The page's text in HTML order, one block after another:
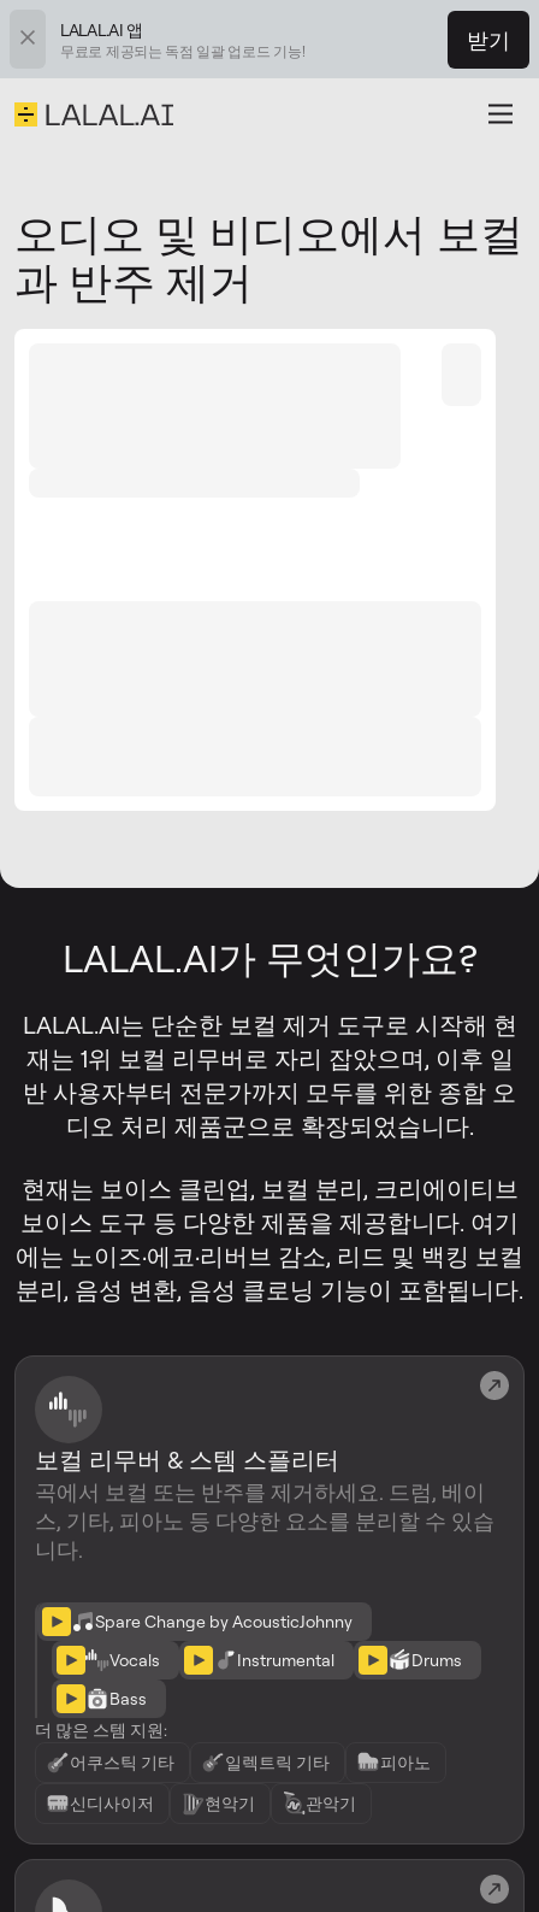
LALAL.AI 앱
무료로 제공되는 독점 일괄 업로드 기능! 받기
오디오 및 비디오에서 보컬
과 반주 제거
LALAL.AI가 무엇인가요?
LALAL.AI는 단순한 보컬 제거 도구로 시작해 현
재는 1위 보컬 리무버로 자리 잡았으며, 이후 일
반 사용자부터 전문가까지 모두를 위한 종합 오
디오 처리 제품군으로 확장되었습니다.
현재는 보이스 클린업, 보컬 분리, 크리에이티브
보이스 도구 등 다양한 제품을 제공합니다. 여기
에는 노이즈·에코·리버브 감소, 리드 및 백킹 보컬
분리, 음성 변환, 음성 클로닝 기능이 포함됩니다.
보컬 리무버 & 스템 스플리터
곡에서 보컬 또는 반주를 제거하세요. 드럼, 베이
스, 기타, 피아노 등 다양한 요소를 분리할 수 있습
니다.
Spare Change by AcousticJohnny
Vocals
Instrumental
Drums
Bass
더 많은 스템 지원:
어쿠스틱 기타
일렉트릭 기타
피아노
신디사이저
현악기 관악기